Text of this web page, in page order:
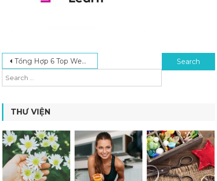
Post navigation
Tổng Hợp 6 Top Website Học Online Miễn Phí Năm 2024 Search for:
THƯ VIỆN